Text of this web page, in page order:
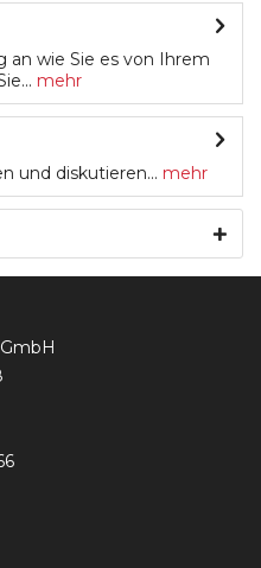
an wie Sie es von Ihrem
mehr
und diskutieren... mehr